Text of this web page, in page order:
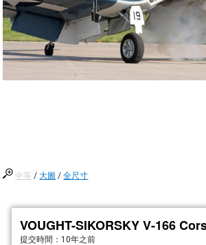
中等 /大圖 /全尺寸
VOUGHT-SIKORSKY V-166
提交時間： 10年之前